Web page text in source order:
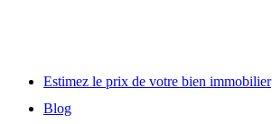
Estimez le prix de votre bien immobilier
Blog